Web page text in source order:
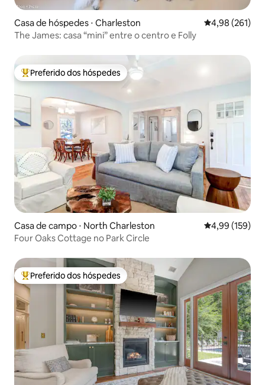
Casa de hóspedes ⋅ Charleston 4,98 de uma
4,98 (261)
The James: casa “mini” entre o centro e Folly
Entre os melhores preferidos dos hóspedes
Preferido dos hóspedes
Casa de campo ⋅ North Charleston 4,99 de uma
4,99 (159)
Four Oaks Cottage no Park Circle
Entre os melhores preferidos dos hóspedes
Preferido dos hóspedes